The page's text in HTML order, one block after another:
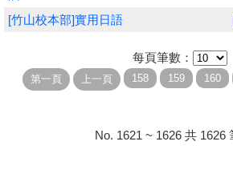
[竹山校本部]實用日語
每頁筆數：
No. 1621 ~ 1626 共 1626